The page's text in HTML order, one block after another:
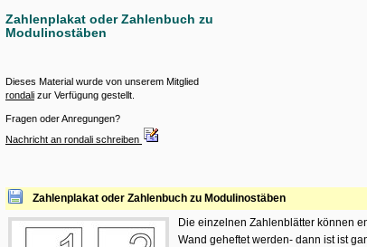
Zahlenplakat oder Zahlenbuch zu
Modulinostäben
Dieses Material wurde von unserem Mitglied
rondali zur Verfügung gestellt.
Fragen oder Anregungen?
Nachricht an rondali schreiben
Zahlenplakat oder Zahlenbuch zu Modulinostäben
Die einzelnen Zahlenblätter können
Wand geheftet werden- dann ist ist